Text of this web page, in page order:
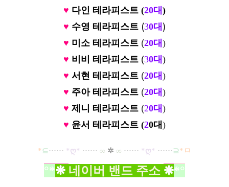
♥ 다인 테라피스트 (20대 )
♥ 수영 테라피스트 (30대 )
♥ 미소 테라피스트 (20대 )
♥ 비비 테라피스트 (30대 )
♥ 서현 테라피스트 (20대 )
♥ 주아 테라피스트 (20대 )
♥ 제니 테라피스트 (20대 )
♥ 윤서 테라피스트 (20대 )
*⊆······ *ღ* ······ ∞ ✲ ∞ ······ *ღ* ······ ⊇*ㅁ
°*❋ 네이버 밴드 주소 ❋*°